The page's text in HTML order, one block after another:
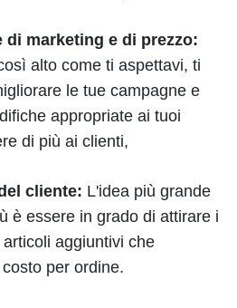
di marketing e di prezzo:
alto come ti aspettavi, ti
le tue campagne e
appropriate ai tuoi
di più ai clienti,
cliente: L'idea più grande
è essere in grado di attirare i
aggiuntivi che
per ordine.